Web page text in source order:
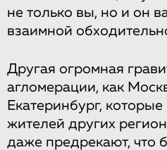
не только вы, но и он
взаимной
Другая огромная
агломерации, как
Екатеринбург,
жителей других
даже предрекают, что